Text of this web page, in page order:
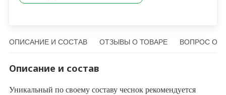
ОПИСАНИЕ И СОСТАВ ОТЗЫВЫ О ТОВАРЕ ВОПРОС О
Описание и состав
Уникальный по своему составу чеснок рекомендуется